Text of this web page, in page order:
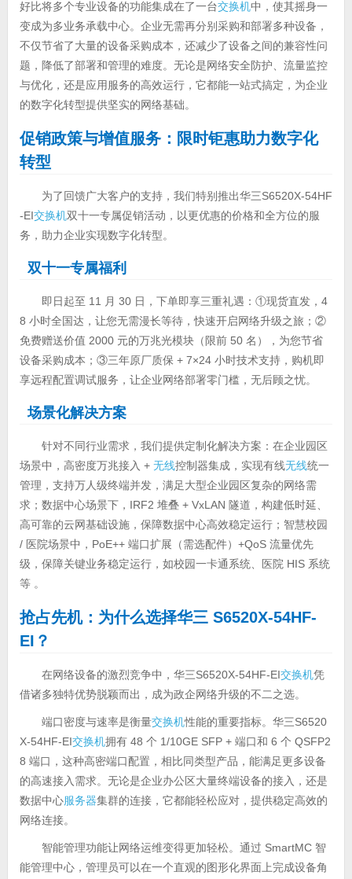
好比将多个专业设备的功能集成在了一台交换机中，使其摇身一
变成为多业务承载中心。企业无需再分别采购和部署多种设备，
不仅节省了大量的设备采购成本，还减少了设备之间的兼容性问
题，降低了部署和管理的难度。无论是网络安全防护、流量监控
与优化，还是应用服务的高效运行，它都能一站式搞定，为企业
的数字化转型提供坚实的网络基础。
促销政策与增值服务：限时钜惠助力数字化
转型
为了回馈广大客户的支持，我们特别推出华三S6520X-54HF
-EI交换机双十一专属促销活动，以更优惠的价格和全方位的服
务，助力企业实现数字化转型。
双十一专属福利
即日起至 11 月 30 日，下单即享三重礼遇：①现货直发，4
8 小时全国达，让您无需漫长等待，快速开启网络升级之旅；②
免费赠送价值 2000 元的万兆光模块（限前 50 名），为您节省
设备采购成本；③三年原厂质保 + 7×24 小时技术支持，购机即
享远程配置调试服务，让企业网络部署零门槛，无后顾之忧。
场景化解决方案
针对不同行业需求，我们提供定制化解决方案：在企业园区
场景中，高密度万兆接入 + 无线控制器集成，实现有线无线统一
管理，支持万人级终端并发，满足大型企业园区复杂的网络需
求；数据中心场景下，IRF2 堆叠 + VxLAN 隧道，构建低时延、
高可靠的云网基础设施，保障数据中心高效稳定运行；智慧校园
/ 医院场景中，PoE++ 端口扩展（需选配件）+QoS 流量优先
级，保障关键业务稳定运行，如校园一卡通系统、医院 HIS 系统
等 。
抢占先机：为什么选择华三 S6520X-54HF-
EI？
在网络设备的激烈竞争中，华三S6520X-54HF-EI交换机凭
借诸多独特优势脱颖而出，成为政企网络升级的不二之选。
端口密度与速率是衡量交换机性能的重要指标。华三S6520
X-54HF-EI交换机拥有 48 个 1/10GE SFP + 端口和 6 个 QSFP2
8 端口，这种高密端口配置，相比同类型产品，能满足更多设备
的高速接入需求。无论是企业办公区大量终端设备的接入，还是
数据中心服务器集群的连接，它都能轻松应对，提供稳定高效的
网络连接。
智能管理功能让网络运维变得更加轻松。通过 SmartMC 智
能管理中心，管理员可以在一个直观的图形化界面上完成设备角